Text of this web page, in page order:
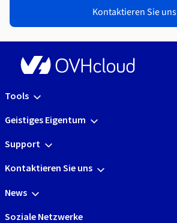
Kontaktieren Sie uns
Tools
Geistiges Eigentum
Support
Kontaktieren Sie uns
News
Soziale Netzwerke